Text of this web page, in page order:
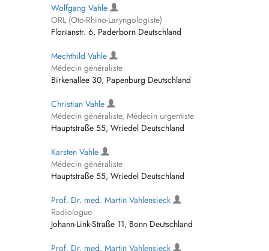
Wolfgang Vahle
ORL (Oto-Rhino-Laryngologiste)
Florianstr. 6, Paderborn Deutschland
Mechthild Vahle
Médecin généraliste
Birkenallee 30, Papenburg Deutschland
Christian Vahle
Médecin généraliste, Médecin urgentiste
Hauptstraße 55, Wriedel Deutschland
Karsten Vahle
Médecin généraliste
Hauptstraße 55, Wriedel Deutschland
Prof. Dr. med. Martin Vahlensieck
Radiologue
Johann-Link-Straße 11, Bonn Deutschland
Prof. Dr. med. Martin Vahlensieck